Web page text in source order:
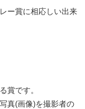
ー賞に相応しい出来
賞です。
真(画像)を撮影者の